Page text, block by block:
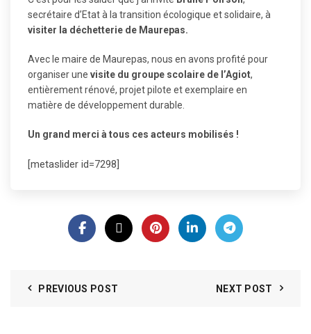
secrétaire d’Etat à la transition écologique et solidaire, à
visiter la déchetterie de Maurepas.
Avec le maire de Maurepas, nous en avons profité pour
organiser une visite du groupe scolaire de l’Agiot,
entièrement rénové, projet pilote et exemplaire en
matière de développement durable.
Un grand merci à tous ces acteurs mobilisés !
[metaslider id=7298]
PREVIOUS POST NEXT POST